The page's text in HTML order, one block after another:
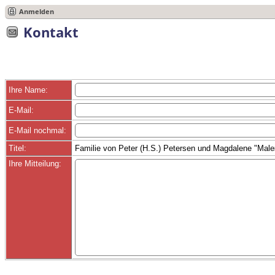
Anmelden
Kontakt
Ihre Name:
E-Mail:
E-Mail nochmal:
Titel:
Familie von Peter (H.S.) Petersen und Magdalene
Ihre Mitteilung: